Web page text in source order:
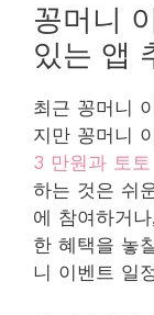
꽁머니
있는 앱
최근 꽁머니
지만 꽁머니
3 만원과 토
하는 것은 쉬
에 참여하거
한 혜택을 놓
니 이벤트 일